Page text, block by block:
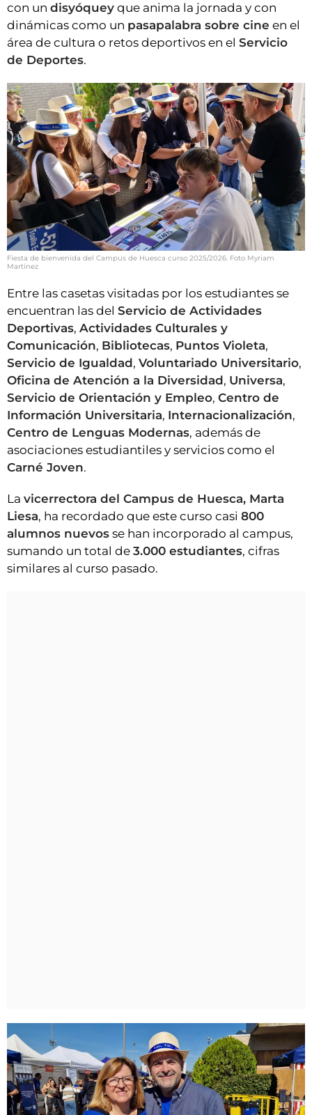
con un disyóquey que anima la jornada y con
dinámicas como un pasapalabra sobre cine en el
área de cultura o retos deportivos en el Servicio
de Deportes.
Fiesta de bienvenida del Campus de Huesca curso 2025/2026. Foto Myriam
Martínez
Entre las casetas visitadas por los estudiantes se
encuentran las del Servicio de Actividades
Deportivas, Actividades Culturales y
Comunicación, Bibliotecas, Puntos Violeta,
Servicio de Igualdad, Voluntariado Universitario,
Oficina de Atención a la Diversidad, Universa,
Servicio de Orientación y Empleo, Centro de
Información Universitaria, Internacionalización,
Centro de Lenguas Modernas, además de
asociaciones estudiantiles y servicios como el
Carné Joven.
La vicerrectora del Campus de Huesca, Marta
Liesa, ha recordado que este curso casi 800
alumnos nuevos se han incorporado al campus,
sumando un total de 3.000 estudiantes, cifras
similares al curso pasado.